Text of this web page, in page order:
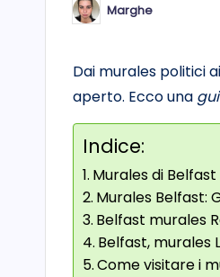
Posted
by
Marghe
Dai murales politici
aperto. Ecco una
Indice:
Murales di Belfast
Murales Belfast:
Belfast murales
Belfast, murales
Come visitare i